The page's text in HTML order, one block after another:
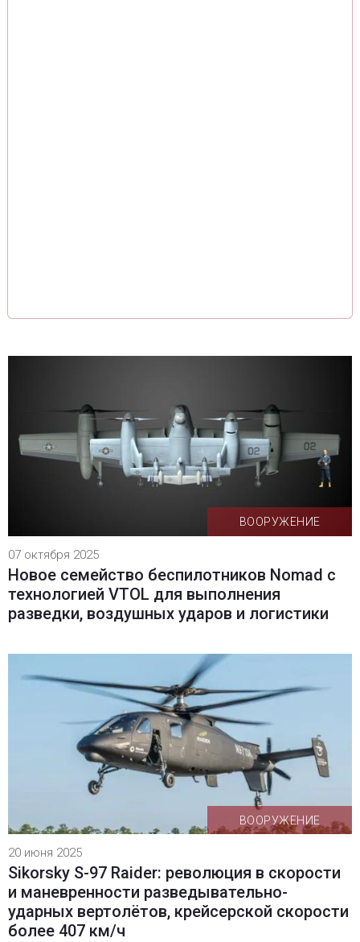
ВООРУЖЕНИЕ
07 октября 2025
Новое семейство беспилотников Nomad с
технологией VTOL для выполнения
разведки, воздушных ударов и логистики
ВООРУЖЕНИЕ
20 июня 2025
Sikorsky S-97 Raider: революция в скорости
и маневренности разведывательно-
ударных вертолётов, крейсерской скорости
более 407 км/ч